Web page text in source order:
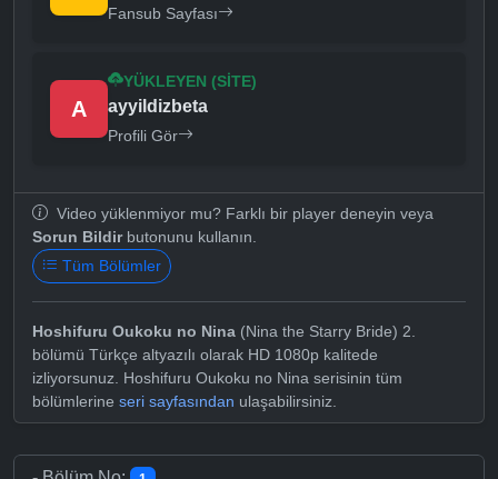
Fansub Sayfası
A
YÜKLEYEN (SITE)
ayyildizbeta
Profili Gör
Video yüklenmiyor mu? Farklı bir player deneyin veya
Sorun Bildirbutonunu kullanın.
Tüm Bölümler
Hoshifuru Oukoku no Nina (Nina the Starry Bride) 2.
bölümü Türkçe altyazılı olarak HD 1080p kalitede
izliyorsunuz. Hoshifuru Oukoku no Nina serisinin tüm
bölümlerine seri sayfasından ulaşabilirsiniz.